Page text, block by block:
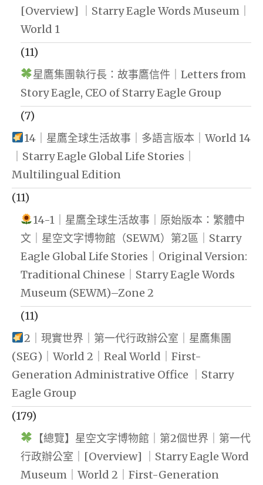
[Overview] ｜Starry Eagle Words Museum｜
World 1
(11)
星鷹集團執行長：故事鷹信件｜Letters from
Story Eagle, CEO of Starry Eagle Group
(7)
14｜星鷹全球生活故事｜多語言版本｜World 14
｜Starry Eagle Global Life Stories｜
Multilingual Edition
(11)
14-1｜星鷹全球生活故事｜原始版本：繁體中
文｜星空文字博物館（SEWM）第2區｜Starry
Eagle Global Life Stories｜Original Version:
Traditional Chinese｜Starry Eagle Words
Museum (SEWM)–Zone 2
(11)
2｜現實世界｜第一代行政辦公室｜星鷹集團
(SEG)｜World 2｜Real World｜First-
Generation Administrative Office ｜Starry
Eagle Group
(179)
【總覽】星空文字博物館｜第2個世界｜第一代
行政辦公室｜[Overview] ｜Starry Eagle Word
Museum｜World 2｜First-Generation